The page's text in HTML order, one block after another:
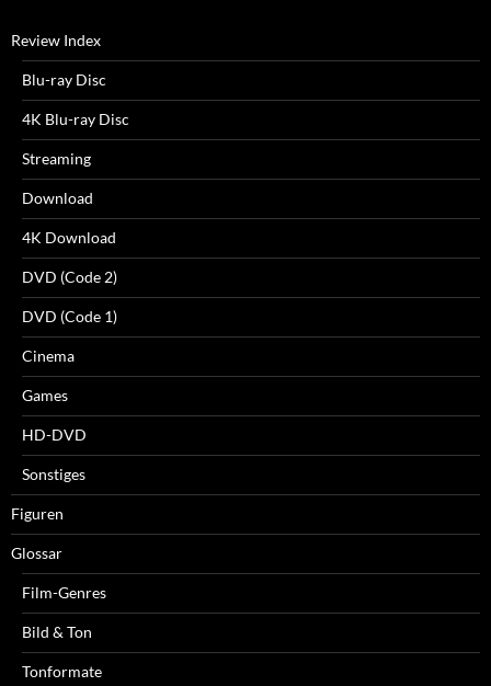
Review Index
Blu-ray Disc
4K Blu-ray Disc
Streaming
Download
4K Download
DVD (Code 2)
DVD (Code 1)
Cinema
Games
HD-DVD
Sonstiges
Figuren
Glossar
Film-Genres
Bild & Ton
Tonformate